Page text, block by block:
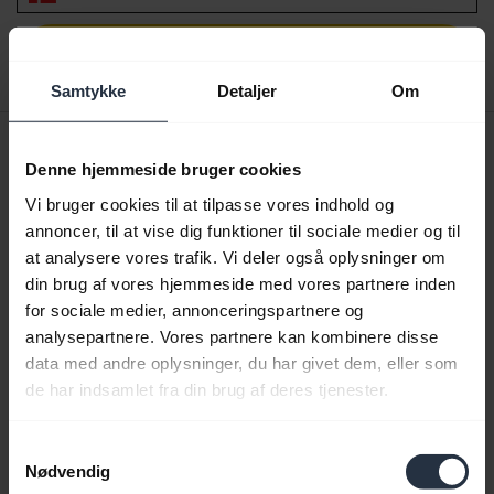
Samtykke Detaljer Om
Denne hjemmeside bruger cookies
Vi bruger cookies til at tilpasse vores indhold og
annoncer, til at vise dig funktioner til sociale medier og til
at analysere vores trafik. Vi deler også oplysninger om
din brug af vores hjemmeside med vores partnere inden
for sociale medier, annonceringspartnere og
analysepartnere. Vores partnere kan kombinere disse
data med andre oplysninger, du har givet dem, eller som
de har indsamlet fra din brug af deres tjenester.
Nødvendig
Download
6.14 MB - pdf
Gå til alle dokumenter for produktet